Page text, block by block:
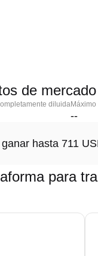
de mercado
diluida
--
hasta 711
para